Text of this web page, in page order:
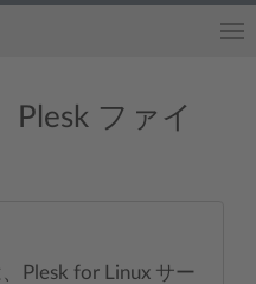
Plesk ファイ
Plesk for Linux サー